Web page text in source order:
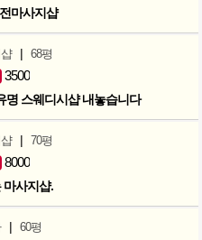
마사지샵
| 68평
3500
명 스웨디시샵 내놓습니다
| 70평
8000
마사지샵.
| 60평